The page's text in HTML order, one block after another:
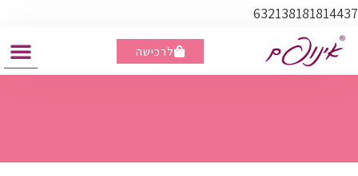
632138181814437
לרכישה
מבצע - ברכישת 3 קופסאות, קופסא נוספת מתנה